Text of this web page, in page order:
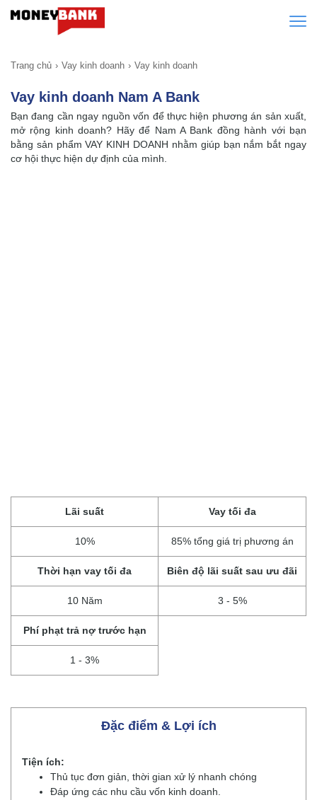
Trang chủ Vay kinh doanh Vay kinh doanh
Vay kinh doanh Nam A Bank
Bạn đang cần ngay nguồn vốn để thực hiện phương án sản xuất,
mở rộng kinh doanh? Hãy để Nam A Bank đồng hành với bạn
bằng sản phẩm VAY KINH DOANH nhằm giúp bạn nắm bắt ngay
cơ hội thực hiện dự định của mình.
Lãi suất
10%
Vay tối đa
85% tổng giá trị phương án
Thời hạn vay tối đa
10 Năm
Biên độ lãi suất sau ưu đãi
3 - 5%
Phí phạt trả nợ trước hạn
1 - 3%
Đặc điểm & Lợi ích
Tiện ích:
Thủ tục đơn giản, thời gian xử lý nhanh chóng
Đáp ứng các nhu cầu vốn kinh doanh.